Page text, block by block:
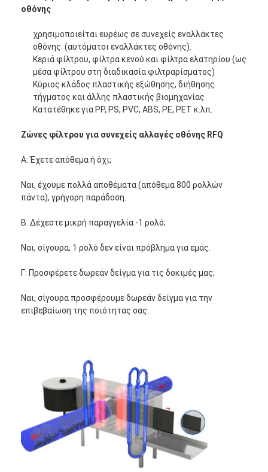
οθόνης
χρησιμοποιείται ευρέως σε συνεχείς εναλλάκτες
οθόνης. (αυτόματοι εναλλάκτες οθόνης).
Κεριά φίλτρου, φίλτρα κενού και φίλτρα ελατηρίου (ως
μέσα φίλτρου στη διαδικασία φιλτραρίσματος)
Κύριος κλάδος πλαστικής εξώθησης, διήθησης
τήγματος και άλλης πλαστικής βιομηχανίας
Κατατέθηκε για PP, PS, PVC, ABS, PE, PET κ.λπ.
Ζώνες φίλτρου για συνεχείς αλλαγές οθόνης RFQ
Α: Έχετε απόθεμα ή όχι;
Ναι, έχουμε πολλά αποθέματα (απόθεμα 800 ρολλών
πάντα), γρήγορη παράδοση.
Β: Δέχεστε μικρή παραγγελία -1 ρολό;
Ναι, σίγουρα, 1 ρολό δεν είναι πρόβλημα για εμάς.
Γ: Προσφέρετε δωρεάν δείγμα για τις δοκιμές μας;
Ναι, σίγουρα προσφέρουμε δωρεάν δείγμα για την
επιβεβαίωση της ποιότητας σας.